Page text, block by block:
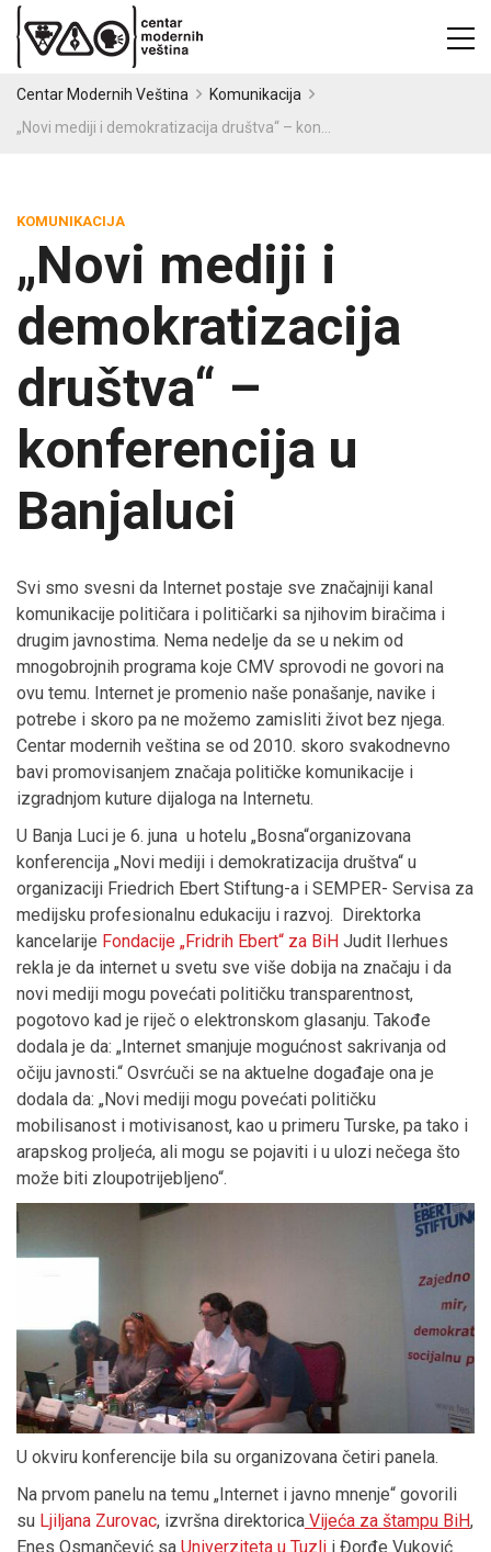
Centar Modernih Veština
Komunikacija
KOMUNIKACIJA
„Novi mediji i
demokratizacija
društva“ –
konferencija u
Banjaluci
Svi smo svesni da Internet postaje sve značajniji kanal
komunikacije političara i političarki sa njihovim biračima i
drugim javnostima. Nema nedelje da se u nekim od
mnogobrojnih programa koje CMV sprovodi ne govori na
ovu temu. Internet je promenio naše ponašanje, navike i
potrebe i skoro pa ne možemo zamisliti život bez njega.
Centar modernih veština se od 2010. skoro svakodnevno
bavi promovisanjem značaja političke komunikacije i
izgradnjom kuture dijaloga na Internetu.
U Banja Luci je 6. juna u hotelu „Bosna“organizovana
konferencija „Novi mediji i demokratizacija društva“ u
organizaciji Friedrich Ebert Stiftung-a i SEMPER- Servisa za
medijsku profesionalnu edukaciju i razvoj. Direktorka
kancelarije Fondacije „Fridrih Ebert“ za BiH Judit Ilerhues
rekla je da internet u svetu sve više dobija na značaju i da
novi mediji mogu povećati političku transparentnost,
pogotovo kad je riječ o elektronskom glasanju. Takođe
dodala je da: „Internet smanjuje mogućnost sakrivanja od
očiju javnosti.“ Osvrćuči se na aktuelne događaje ona je
dodala da: „Novi mediji mogu povećati političku
mobilisanost i motivisanost, kao u primeru Turske, pa tako i
arapskog proljeća, ali mogu se pojaviti i u ulozi nečega što
može biti zloupotrijebljeno“.
U okviru konferencije bila su organizovana četiri panela.
Na prvom panelu na temu „Internet i javno mnenje“ govorili
su Ljiljana Zurovac, izvršna direktorica Vijeća za štampu BiH,
Enes Osmančević sa Univerziteta u Tuzli i Đorđe Vuković